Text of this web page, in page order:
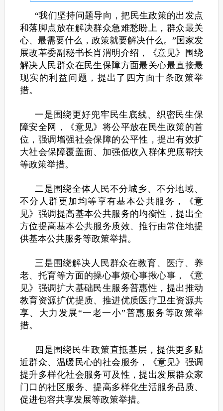
“我们坚持问题导向，把民生政策的出发点
和落脚点放在解决群众急难愁盼上，群众最关
心、最需要什么，政策就要解决什么。”国家发
展改革委副秘书长肖渭明介绍，《意见》围绕
解决人民群众在民生保障方面最关心最直接最
现实的利益问题，提出了四方面十条政策举
措。
一是围绕更好兜牢民生底线、织密民生保
障安全网，《意见》将公平放在民生政策的首
位，强调增强社会保障的公平性，提出有效扩
大社会保障覆盖面、加强低收入群体兜底帮扶
等政策举措。
二是围绕全体人民不分城乡、不分地域、
不分人群更加均等享有基本公共服务，《意
见》强调提高基本公共服务的均衡性，提出全
方位提高基本公共服务质效、推行由常住地提
供基本公共服务等政策举措。
三是围绕解决人民群众在教育、医疗、养
老、托育等方面的操心事烦心事揪心事，《意
见》强调扩大基础民生服务普惠性，提出推动
教育资源扩优提质、推进优质医疗卫生资源共
享、大力发展“一老一小”普惠服务等政策举
措。
四是围绕民生政策直抵基层，提供更多贴
近群众、温暖民心的社会服务，《意见》强调
提升多样化社会服务可及性，提出发展群众家
门口的社区服务、提高多样化生活服务品质、
促进包容共享发展等政策举措。